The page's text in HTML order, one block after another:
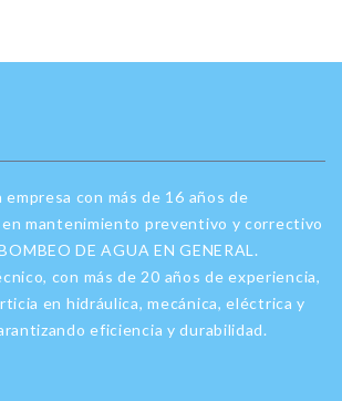
empresa con más de 16 años de
mantenimiento preventivo y correctivo
DE AGUA EN GENERAL.
con más de 20 años de experiencia,
en hidráulica, mecánica, eléctrica y
eficiencia y durabilidad.